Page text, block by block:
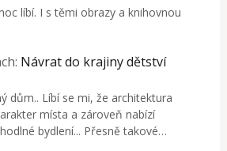
líbí. I s těmi obrazy a knihovnou
: Návrat do krajiny dětství
dům.. Líbí se mi, že architektura
místa a zároveň nabízí
bydlení... Přesně takové…